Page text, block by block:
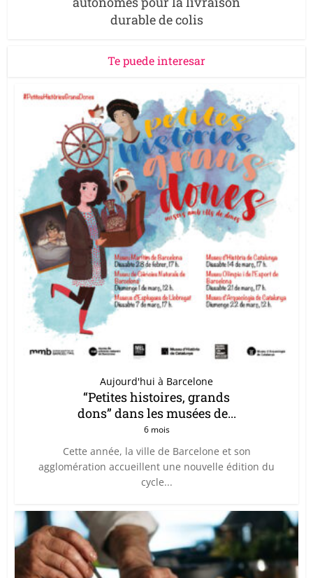
durable de colis
Te puede interesar
Aujourd'hui à Barcelone
“Petites histoires, grands
dons” dans les musées de...
6 mois
Cette année, la ville de Barcelone et son
agglomération accueillent une nouvelle édition du
cycle...